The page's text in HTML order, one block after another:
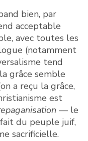
bien, par
acceptable
avec toutes les
(notamment
tend
grâce semble
a reçu la grâce,
est
— le
du peuple juif,
sacrificielle.